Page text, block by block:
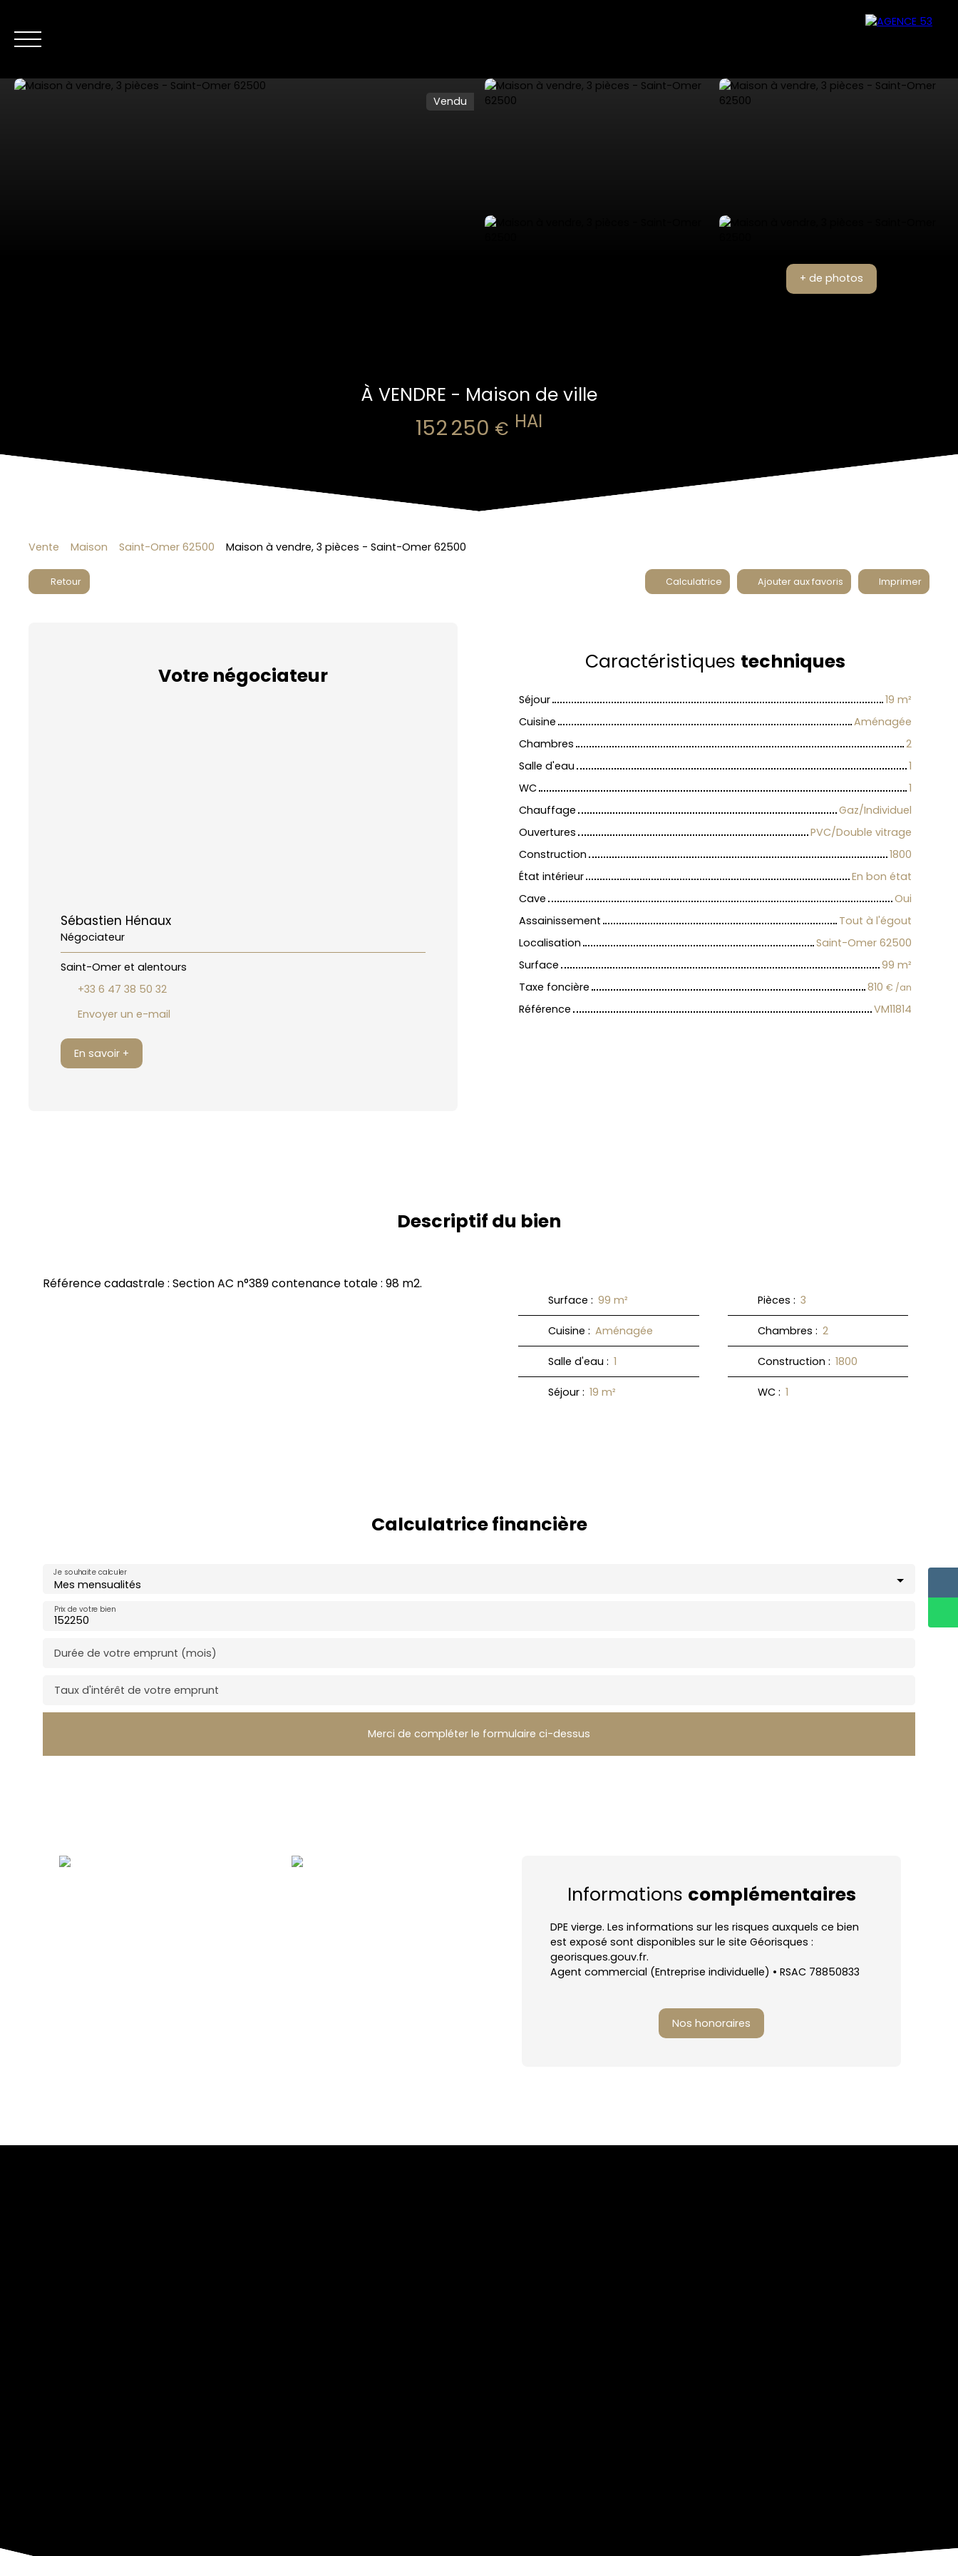
Vendu
+ de photos
À VENDRE - Maison de ville
152 250 € HAI
Vente Maison Saint-Omer 62500 Maison à vendre, 3 pièces - Saint-Omer 62500
Retour Calculatrice Ajouter aux favoris Imprimer
Votre négociateur
Sébastien Hénaux
Négociateur
Saint-Omer et alentours
+33 6 47 38 50 32
Envoyer un e-mail
En savoir +
Caractéristiques techniques
Séjour 19 m²
Cuisine
Aménagée
Chambres
2
Salle d'eau
1
WC
1
Chauffage
Gaz/Individuel
Ouvertures
PVC/Double vitrage
Construction
1800
État intérieur
En bon état
Cave
Oui
Assainissement
Tout à l'égout
Localisation
Saint-Omer 62500
Surface
99 m²
Taxe foncière
810 € /an
Référence VM11814
Descriptif du bien
Référence cadastrale : Section AC n°389 contenance totale : 98 m2.
Surface : 99 m² Pièces : 3
Cuisine : Aménagée Chambres : 2
Salle d'eau : 1 Construction : 1800
Séjour : 19 m² WC: 1
Calculatrice financière
Mes mensualités
Je souhaite calculer
Prix de votre bien
Durée de votre emprunt (mois)
Taux d'intérêt de votre emprunt
Merci de compléter le formulaire ci-dessus
Informations complémentaires
DPE vierge. Les informations sur les risques auxquels ce bien
est exposé sont disponibles sur le site Géorisques :
georisques.gouv.fr.
Agent commercial (Entreprise individuelle) • RSAC 78850833
Nos honoraires